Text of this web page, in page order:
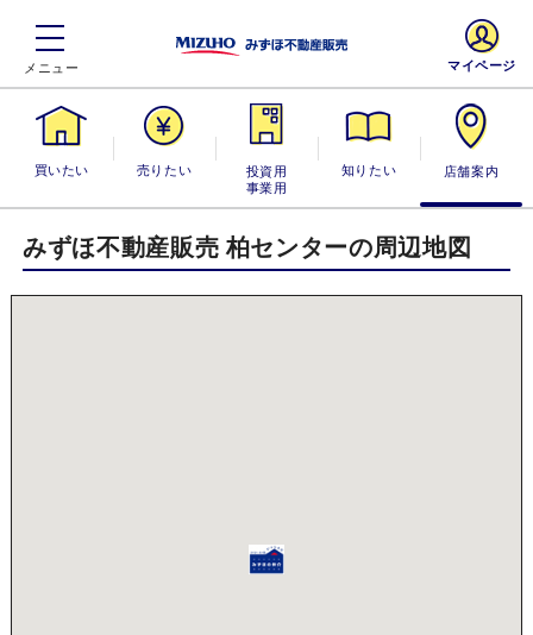
買いたい 売りたい
投資用・事業
用
知りたい 店舗案内
マイページ
みずほ不動産販売 柏センターの周辺地図